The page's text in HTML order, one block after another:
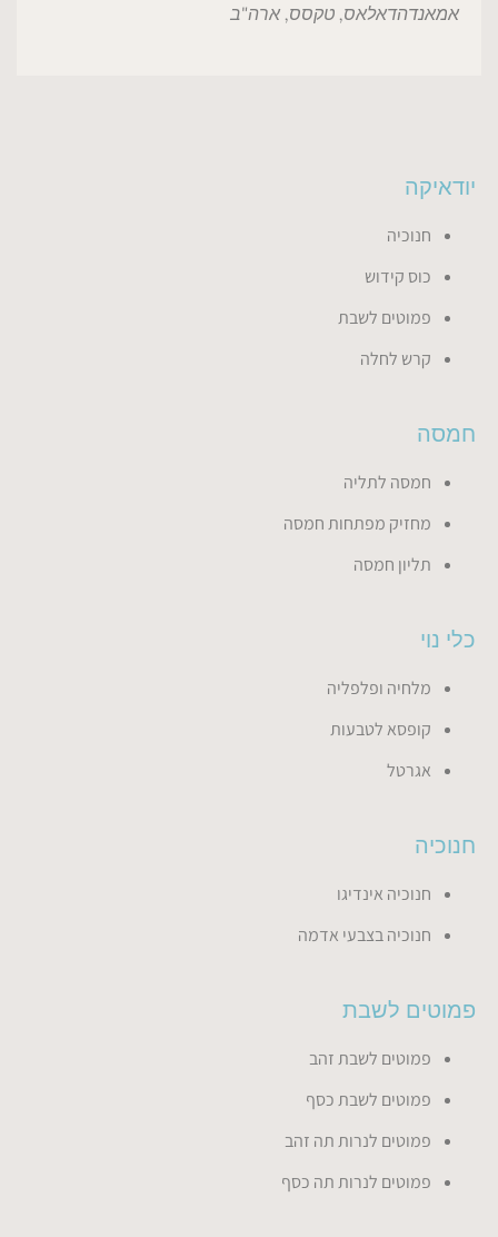
אמאנדהדאלאס, טקסס, ארה"ב
יודאיקה
חנוכיה
כוס קידוש
פמוטים לשבת
קרש לחלה
חמסה
חמסה לתליה
מחזיק מפתחות חמסה
תליון חמסה
כלי נוי
מלחיה ופלפליה
קופסא לטבעות
אגרטל
חנוכיה
חנוכיה אינדיגו
חנוכיה בצבעי אדמה
פמוטים לשבת
פמוטים לשבת זהב
פמוטים לשבת כסף
פמוטים לנרות תה זהב
פמוטים לנרות תה כסף